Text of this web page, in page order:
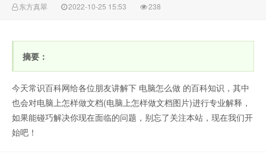
东方真翠 2022-10-25 15:53 238
摘要：
今天常识百科网给各位朋友讲解下 电脑怎么做 的百科知识，其中
也会对电脑上怎样做文档(电脑上怎样做文档图片)进行专业解释，
如果能碰巧解决你现在面临的问题，别忘了关注本站，现在我们开
始吧！